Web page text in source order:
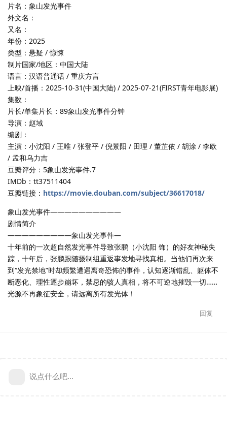
片名：象山发光事件
外文名：
又名：
年份：2025
类型：悬疑 / 惊悚
制片国家/地区：中国大陆
语言：汉语普通话 / 重庆方言
上映/首播：2025-10-31(中国大陆) / 2025-07-21(FIRST青年电影展)
集数：
片长/单集片长：89象山发光事件分钟
导演：赵域
编剧：
主演：小沈阳 / 王唯 / 张登平 / 倪景阳 / 田理 / 董芷依 / 胡涂 / 李欧
/ 孟和乌力吉
豆瓣评分：5象山发光事件.7
IMDb：tt37511404
豆瓣链接： https://movie.douban.com/subject/36617018/
象山发光事件——————————
剧情简介
—————————象山发光事件—
十年前的一次超自然发光事件导致张鹏（小沈阳 饰）的好友神秘失
踪，十年后，张鹏跟随摄制组重返事发地寻找真相。当他们再次来
到“发光禁地”时却频繁遭遇离奇恐怖的事件，认知逐渐错乱、躯体不
断恶化、理性逐步崩坏，禁忌的骇人真相，将不可逆地摧毁一切……
光源不再象征安全，请远离所有发光体！
回复
说点什么吧...